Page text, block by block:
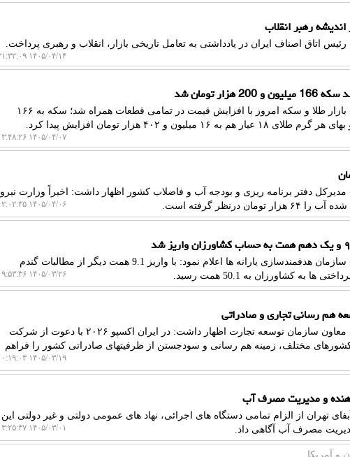
رهبر انقلاب
اتاق اصناف ایران در یادداشتی به تعامل تاریخی بازار، انقلاب و رهبری پرداخت.
۱۴۰۵/۰۴/۱۴ ۲۱:۳۲:۰۹
تومان شد
به گزارش خبرگزاری نفت و گاز، بازار طلا و سکه امروز با افزایش قیمت در تمامی قطعات همراه شد؛ سکه به ۱۶۶
۱۴۰۵/۰۴/۰۷ ۱۳:۴۸:۲۶
دفتر برنامه ریزی و بودجه آب و فاضلاب کشور اظهار داشت: اخیراً وزارت نیرو
درنظر گرفته است.
۱۴۰۵/۰۴/۰۶ ۱۲:۰۲:۳۵
به گزارش خبرگزاری نفت و گاز، سازمان هدفمندسازی یارانه ها اعلام نمود: با واریز 9.1 همت دیگر از مطالبات گندم
۱۴۰۵/۰۳/۲۶ ۰۹:۵۳:۳۶
به گزارش خبرگزاری نفت و گاز، معاون سازمان توسعه تجارت اظهار داشت: در ایران اکسپو ۲۰۲۶ با دعوت از شرکت
کشورهای مختلف، زمینه هم رسانی و سودجستن از ظرفیتهای صادراتی کشور را فراهم
۱۴۰۵/۰۳/۱۹ ۱۰:۱۹:۰۳
و مدیریت مصرف آب
تهران از الزام تمامی دستگاه های اجرائی، نهاد های عمومی دولتی و غیر دولتی این
مصرف آب آگاهی داد.
۱۴۰۵/۰۳/۰۱ ۱۳:۲۵:۳۷
و آمریكا